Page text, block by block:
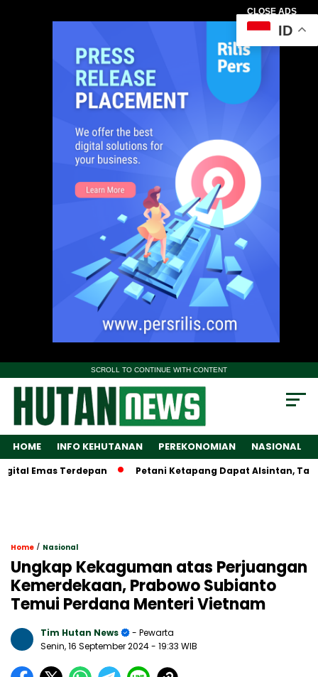
CLOSE ADS
SCROLL TO CONTINUE WITH CONTENT
HOME INFO KEHUTANAN PEREKONOMIAN NASIONAL
Terdepan Petani Ketapang Dapat Alsintan, Tapi
Home / Nasional
Ungkap Kekaguman atas Perjuangan
Kemerdekaan, Prabowo Subianto
Temui Perdana Menteri Vietnam
Tim Hutan News
- Pewarta
Senin, 16 September 2024- 19:33 WIB
ID